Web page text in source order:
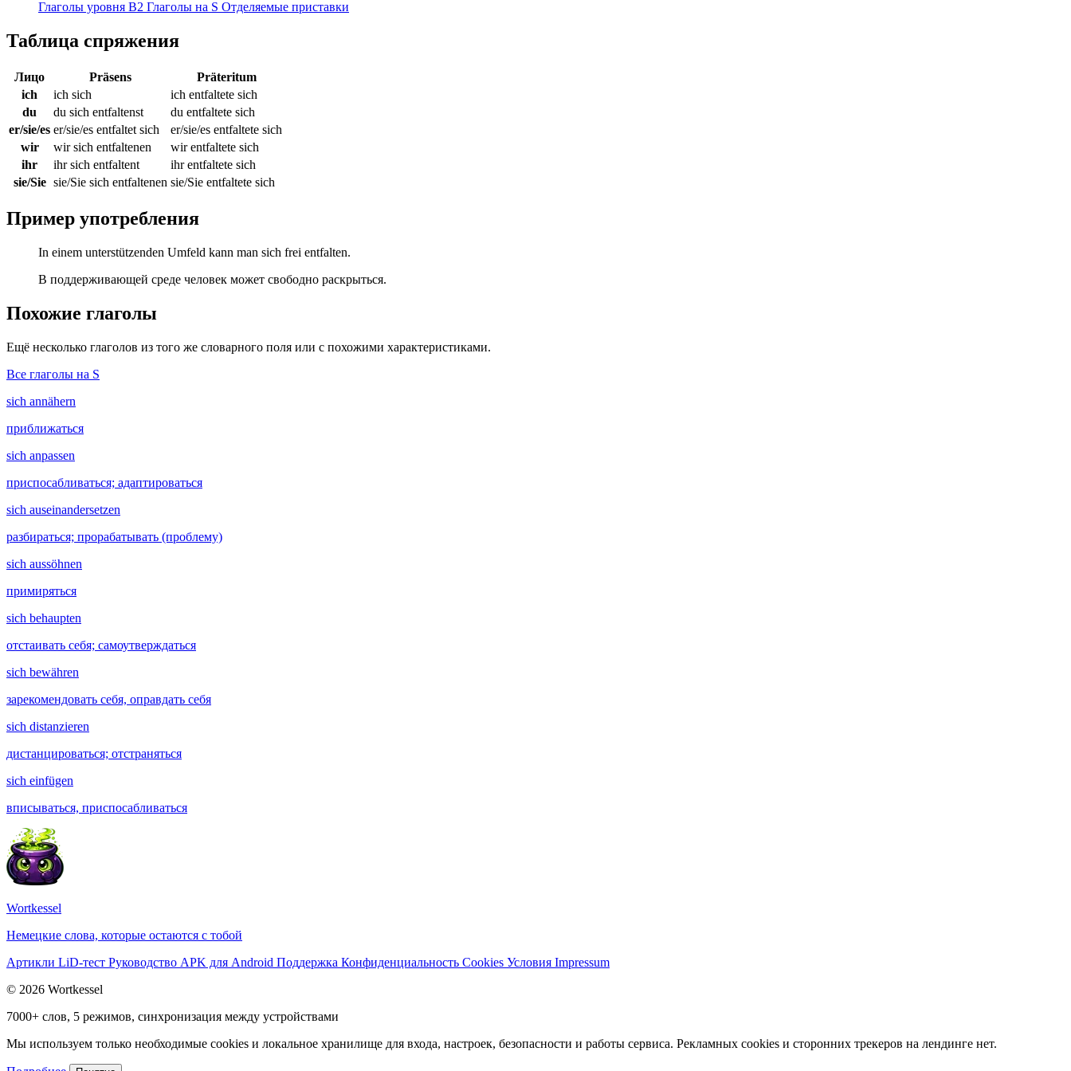
Глаголы уровня B2 Глаголы на S Отделяемые приставки
Таблица спряжения
Лицо Präsens
Präteritum
ich
ich sich
ich entfaltete sich
du
du sich entfaltenst
du entfaltete sich
er/sie/es er/sie/es entfaltet sich
er/sie/es entfaltete sich
wir
wir sich entfaltenen
wir entfaltete sich
ihr
ihr sich entfaltent
ihr entfaltete sich
sie/Sie sie/Sie sich entfaltenen sie/Sie entfaltete sich
Пример употребления
In einem unterstützenden Umfeld kann man sich frei entfalten.
В поддерживающей среде человек может свободно раскрыться.
Похожие глаголы
Ещё несколько глаголов из того же словарного поля или с похожими характеристиками.
Все глаголы на S
sich annähern
приближаться
sich anpassen
приспосабливаться; адаптироваться
sich auseinandersetzen
разбираться; прорабатывать (проблему)
sich aussöhnen
примиряться
sich behaupten
отстаивать себя; самоутверждаться
sich bewähren
зарекомендовать себя, оправдать себя
sich distanzieren
дистанцироваться; отстраняться
sich einfügen
вписываться, приспосабливаться
Wortkessel
Немецкие слова, которые остаются с тобой
Артикли LiD-тест Руководство APK для Android Поддержка Конфиденциальность Cookies Условия Impressum
© 2026 Wortkessel
7000+ слов, 5 режимов, синхронизация между устройствами
Мы используем только необходимые cookies и локальное хранилище для входа, настроек, безопасности и работы сервиса. Рекламных cookies и сторонних трекеров на лендинге нет.